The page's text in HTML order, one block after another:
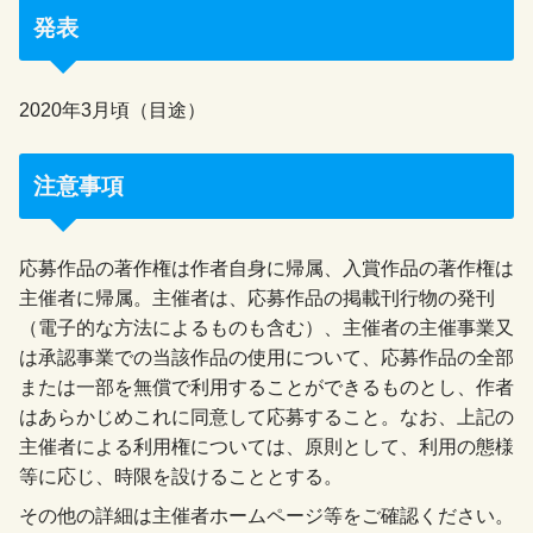
発表
2020年3月頃（目途）
注意事項
応募作品の著作権は作者自身に帰属、入賞作品の著作権は
主催者に帰属。主催者は、応募作品の掲載刊行物の発刊
（電子的な方法によるものも含む）、主催者の主催事業又
は承認事業での当該作品の使用について、応募作品の全部
または一部を無償で利用することができるものとし、作者
はあらかじめこれに同意して応募すること。なお、上記の
主催者による利用権については、原則として、利用の態様
等に応じ、時限を設けることとする。
その他の詳細は主催者ホームページ等をご確認ください。